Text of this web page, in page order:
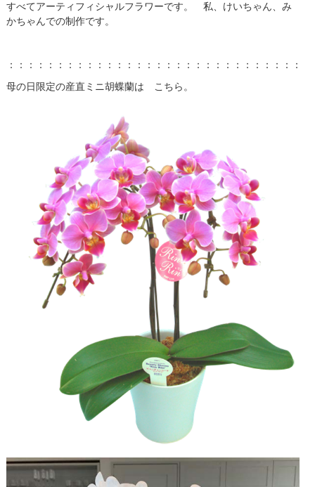
すべてアーティフィシャルフラワーです。 私、けいちゃん、み
かちゃんでの制作です。
：：：：：：：：：：：：：：：：：：：：：：：：：：：：：：
母の日限定の産直ミニ胡蝶蘭は こちら。